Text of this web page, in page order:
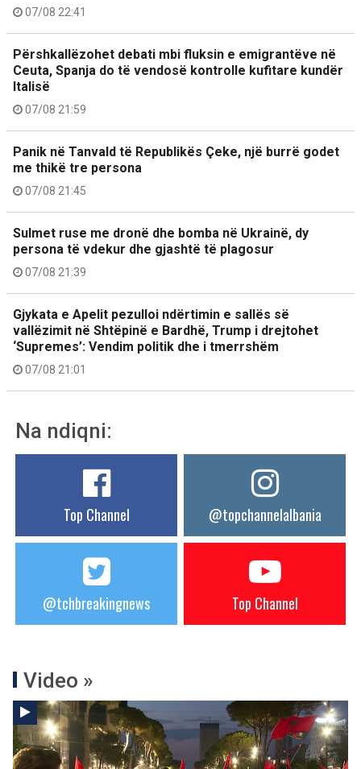
07/08 22:41
Përshkallëzohet debati mbi fluksin e emigrantëve në
Ceuta, Spanja do të vendosë kontrolle kufitare kundër
Italisë
07/08 21:59
Panik në Tanvald të Republikës Çeke, një burrë godet
me thikë tre persona
07/08 21:45
Sulmet ruse me dronë dhe bomba në Ukrainë, dy
persona të vdekur dhe gjashtë të plagosur
07/08 21:39
Gjykata e Apelit pezulloi ndërtimin e sallës së
vallëzimit në Shtëpinë e Bardhë, Trump i drejtohet
‘Supremes’: Vendim politik dhe i tmerrshëm
07/08 21:01
Na ndiqni:
Top Channel @topchannelalbania
@tchbreakingnews Top Channel
Video »